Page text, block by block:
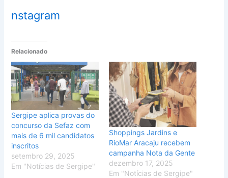
nstagram
Relacionado
Sergipe aplica provas do
concurso da Sefaz com
mais de 6 mil candidatos
inscritos
setembro 29, 2025
Em "Notícias de Sergipe"
Shoppings Jardins e
RioMar Aracaju recebem
campanha Nota da Gente
dezembro 17, 2025
Em "Notícias de Sergipe"